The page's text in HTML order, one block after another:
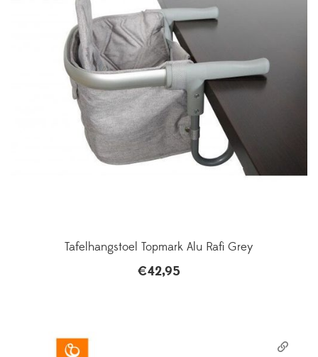
Tafelhangstoel Topmark Alu Rafi Grey
€42,95